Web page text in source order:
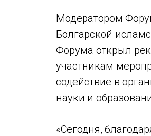
Модератором
Болгарской
Форума открыл
участникам
содействие в
науки и
«Сегодня,